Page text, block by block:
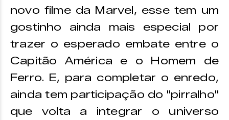
novo filme da Marvel, esse tem um
gostinho ainda mais especial por
trazer o esperado embate entre o
Capitão América e o Homem de
Ferro. E, para completar o enredo,
ainda tem participação do "pirralho"
que volta a integrar o universo